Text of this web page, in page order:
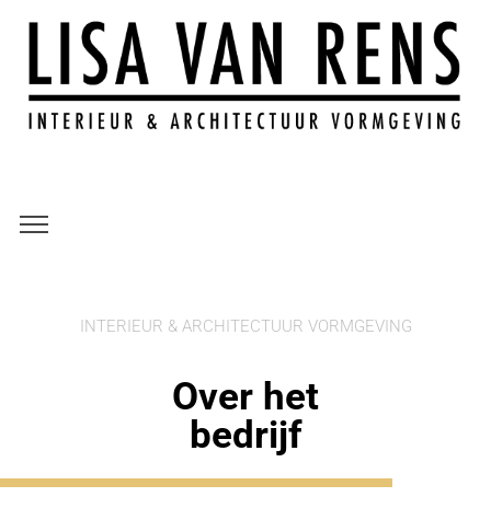
INTERIEUR & ARCHITECTUUR VORMGEVING
Over het
bedrijf